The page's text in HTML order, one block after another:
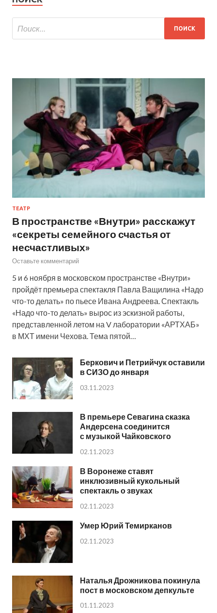
ТЕАТР
В пространстве «Внутри» расскажут
«секреты семейного счастья от
несчастливых»
Оставьте комментарий
5 и 6 ноября в московском пространстве «Внутри»
пройдёт премьера спектакля Павла Ващилина «Надо
что-то делать» по пьесе Ивана Андреева. Спектакль
«Надо что-то делать» вырос из эскизной работы,
представленной летом на V лаборатории «АРТХАБ»
в МХТ имени Чехова. Тема пятой…
Беркович и Петрийчук оставили
в СИЗО до января
03.11.2023
В премьере Севагина сказка
Андерсена соединится
с музыкой Чайковского
02.11.2023
В Воронеже ставят
инклюзивный кукольный
спектакль о звуках
02.11.2023
Умер Юрий Темирканов
02.11.2023
Наталья Дрожникова покинула
пост в московском депкульте
01.11.2023